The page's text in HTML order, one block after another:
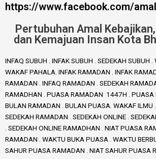
https://www.facebook.com/
Pertubuhan Amal
dan Kemajuan Insan Kota
INFAQ SUBUH . INFAK SUBUH . SEDEKAH SUBUH .
WAKAF PAHALA. INFAK RAMADAN . INFAK
RAMADAN . INFAQ RAMADAN . SEDEKAH
RAMADHAN . PUASA RAMADAN 1447H . PUASA
BULAN RAMADAN . BULAN PUASA. WAKAF ILMU .
SEDEKAH RAMADAN . SEDEKAH ONLINE .
. SEDEKAH ONLINE RAMADHAN . NIAT PUASA
RAMADAN . WAKTU BUKA PUASA . WAKTU
SAHUR PUASA RAMADAN . NIAT SAHUR PUASA